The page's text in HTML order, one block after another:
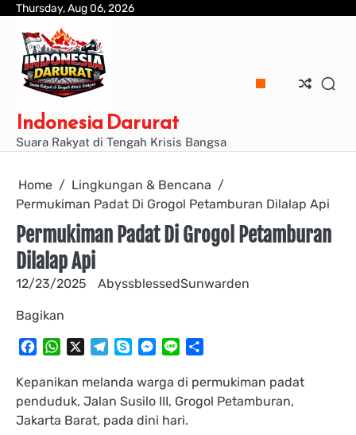
Skip
content
Thursday, Aug 06, 2026
Indonesia Darurat
Suara Rakyat di Tengah Krisis Bangsa
Home
Lingkungan & Bencana
Permukiman Padat Di Grogol Petamburan Dilalap Api
Permukiman Padat Di Grogol Petamburan
Dilalap Api
12/23/2025 AbyssblessedSunwarden
Bagikan
FacebookWhatsAppTelegramSkypeMessenger
Line
​Kepanikan melanda warga di permukiman padat
penduduk, Jalan Susilo III, Grogol Petamburan,
Jakarta Barat, pada dini hari.​